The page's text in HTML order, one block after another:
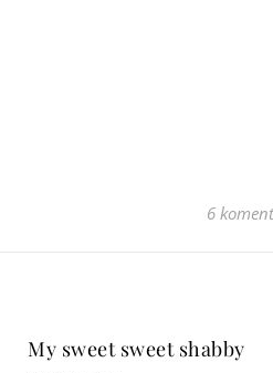
6
My sweet sweet shabby